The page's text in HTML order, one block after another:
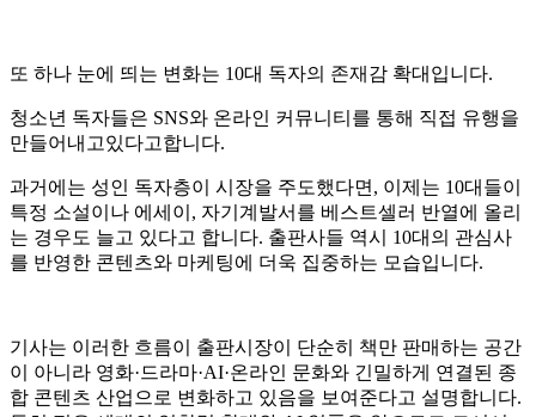
또 하나 눈에 띄는 변화는 10대 독자의 존재감 확대입니다.
청소년 독자들은 SNS와 온라인 커뮤니티를 통해 직접 유행을
만들어내고있다고합니다.
과거에는 성인 독자층이 시장을 주도했다면, 이제는 10대들이
특정 소설이나 에세이, 자기계발서를 베스트셀러 반열에 올리
는 경우도 늘고 있다고 합니다. 출판사들 역시 10대의 관심사
를 반영한 콘텐츠와 마케팅에 더욱 집중하는 모습입니다.
기사는 이러한 흐름이 출판시장이 단순히 책만 판매하는 공간
이 아니라 영화·드라마·AI·온라인 문화와 긴밀하게 연결된 종
합 콘텐츠 산업으로 변화하고 있음을 보여준다고 설명합니다.